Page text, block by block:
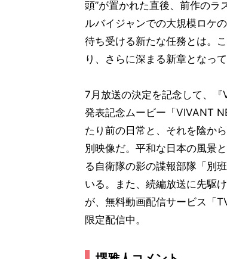
頭”が置かれた直後、前作のラ
ルバイジャンでの大規模ロケ
待ち受ける新たな任務とは。
り、さらに深まる新章となって
7月放送の決定を記念して、『
発表記念ムービー「VIVANT
たり前の日常と、それを陰か
別映像だ。平和な日本の風景
る自衛隊の影の諜報部隊「別
いる。また、続編放送に先駆
が、無料動画配信サービス「
限定配信中。